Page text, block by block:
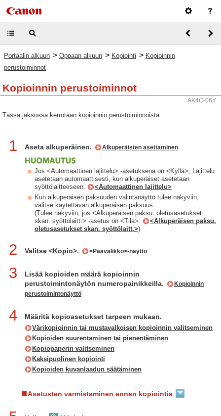
Portaalin alkuun > Oppaan alkuun > Kopiointi > Kopioinnin
perustoiminnot
Kopioinnin perustoiminnot
AK4C-06Y
Tässä jaksossa kerrotaan kopioinnin perustoiminnoista.
1 Aseta alkuperäinen. Alkuperäisten asettaminen
Jos <Automaattinen lajittelu> -asetuksena on <Kyllä>, Lajittelu
asetetaan automaattisesti, kun alkuperäiset asetetaan
syöttölaitteeseen.
<Automaattinen lajittelu>
Kun alkuperäisen paksuuden valintanäyttö tulee näkyviin,
valitse käytettävän alkuperäisen paksuus.
(Tulee näkyviin, jos <Alkuperäisen paksu. oletusasetukset
skan. syöttölaitt.> -asetus on <Tila>.
<Alkuperäisen paksu.
oletusasetukset skan. syöttölaitt.>)
2 Valitse <Kopio>. <Päävalikko>-näyttö
3
Lisää kopioiden määrä kopioinnin
perustoimintonäytön numeropainikkeilla.
Kopioinnin
perustoimintonäyttö
4 Määritä kopioasetukset tarpeen mukaan.
Värikopioinnin tai mustavalkoisen kopioinnin valitseminen
Kopioiden suurentaminen tai pienentäminen
Kopiopaperin valitseminen
Kaksipuolinen kopiointi
Kopioiden kuvanlaadun säätäminen
Asetusten varmistaminen ennen kopiointia